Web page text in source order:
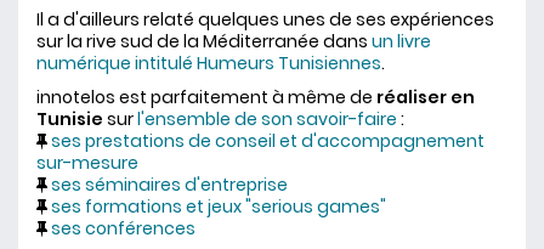
Il a d'ailleurs relaté quelques unes de ses expériences
sur la rive sud de la Méditerranée dans un livre
numérique intitulé Humeurs Tunisiennes.
innotelos est parfaitement à même de réaliser en
Tunisie surl'ensemble de son savoir-faire :
ses prestations de conseil et d'accompagnement
sur-mesure
ses séminaires d'entreprise
ses formations et jeux "serious games"
ses conférences